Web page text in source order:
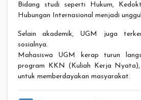
Bidang studi seperti Hukum,
Hubungan Internasional menjadi
Selain akademik, UGM juga
sosialnya.
Mahasiswa UGM kerap turun
program KKN (Kuliah Kerja Nyata),
untuk memberdayakan masyarakat.